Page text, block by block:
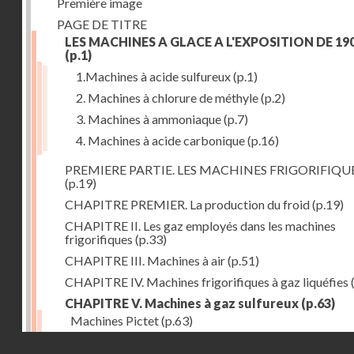
PAGE DE TITRE
LES MACHINES A GLACE A L'EXPOSITION DE
(p.1)
1.Machines à acide sulfureux(p.1)
2. Machines à chlorure de méthyle(p.2)
3. Machines à ammoniaque(p.7)
4. Machines à acide carbonique(p.16)
PREMIERE PARTIE. LES MACHINES
(p.19)
CHAPITRE PREMIER. La production du froid(p.19)
CHAPITRE II. Les gaz employés dans les machines
frigorifiques (p.33)
CHAPITRE III. Machines à air(p.51)
CHAPITRE IV. Machines frigorifiques à gaz liquéfies
CHAPITRE V. Machines à gaz sulfureux (p.63)
Machines Pictet(p.63)